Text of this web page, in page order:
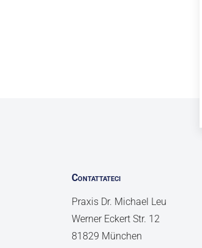
Contattateci
Praxis Dr. Michael Leu
Werner Eckert Str. 12
81829 München